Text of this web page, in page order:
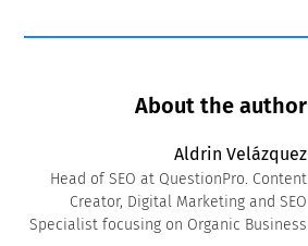
About the author
Aldrin Velázquez
Head of SEO at QuestionPro. Content
Creator, Digital Marketing and SEO
Specialist focusing on Organic Business